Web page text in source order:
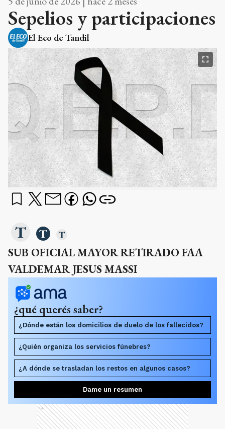
Sepelios y participaciones
El Eco de Tandil
SUB OFICIAL MAYOR RETIRADO FAA
VALDEMAR JESUS MASSI
¿qué querés saber?
¿Dónde están los domicilios de duelo de los fallecidos?
¿Quién organiza los servicios fúnebres?
¿A dónde se trasladan los restos en algunos casos?
Dame un resumen
Ads